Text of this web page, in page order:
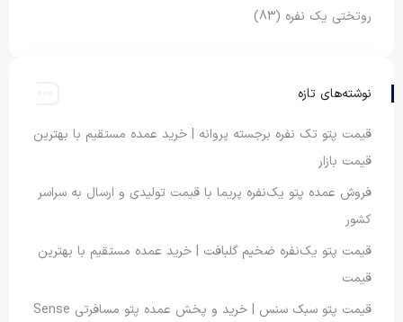
روتختی یک نفره (83)
نوشته‌های تازه
قیمت پتو تک نفره برجسته پروانه | خرید عمده مستقیم با بهترین
قیمت بازار
فروش عمده پتو یک‌نفره پریما با قیمت تولیدی و ارسال به سراسر
کشور
قیمت پتو یک‌نفره ضخیم گلبافت | خرید عمده مستقیم با بهترین
قیمت
قیمت پتو سبک سنس | خرید و پخش عمده پتو مسافرتی Sense